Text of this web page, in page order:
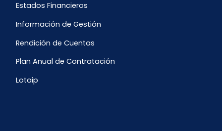
Estados Financieros
Información de Gestión
Rendición de Cuentas
Plan Anual de Contratación
Lotaip